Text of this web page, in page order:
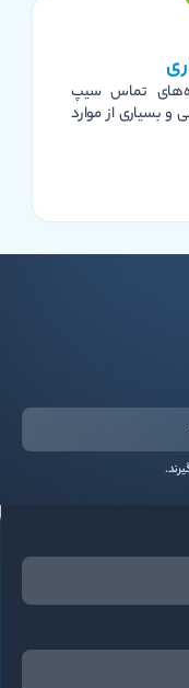
تماس سیپ
و بسیاری از موارد